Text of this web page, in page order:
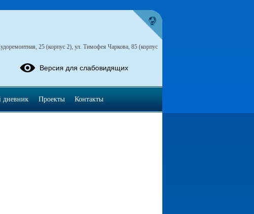
25 (корпус 2), ул. Тимофея Чаркова, 85 (корпус
Версия для слабовидящих
дневник Проекты Контакты